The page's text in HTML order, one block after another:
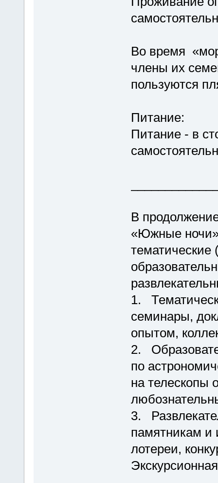
Во время
члены их
пользуются
Питание:
Питание - в
В
«Южные ночи»
тематические
1.
семинары,
опытом,
2.
по
на телескопы
3.
памятникам и
лотереи,